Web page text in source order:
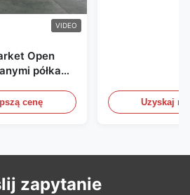
VIDEO
Open
półkami
cenę Uzyskaj
zapytanie